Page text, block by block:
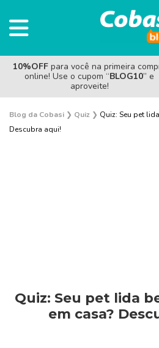
10%OFF para você na primeira
online! Use o cupom “BLOG10” e
aproveite!
Blog da Cobasi ❯ Quiz ❯ Quiz: Seu pet
Descubra aqui!
Outros Pets
Quiz: Seu pet lida
em casa?